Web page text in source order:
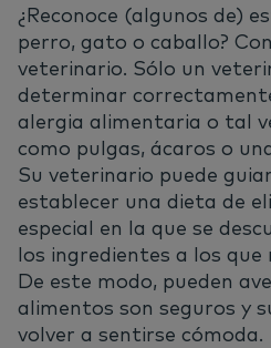
¿Reconoce (algunos de)
perro, gato o caballo?
veterinario. Sólo un
determinar
alergia alimentaria o tal
como pulgas, ácaros o
Su veterinario puede
establecer una dieta de
especial en la que se
los ingredientes a los que
De este modo, pueden
alimentos son seguros y
volver a sentirse cómoda.